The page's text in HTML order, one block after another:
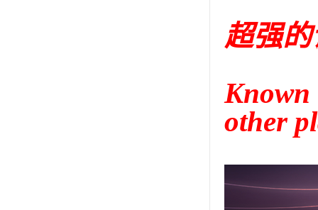
超强
Known
other